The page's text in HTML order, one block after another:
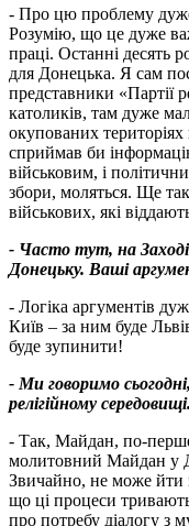
- Про цю проблему
Розумію, що це дуже
праці. Останні десять
для Донецька. Я сам
представники «Партії
католиків, там дуже
окупованих
сприймав би
військовим, і
збори, моляться. Ще
військових, які
- Часто тут, на
Донецьку. Ваші
- Логіка аргументів
Київ – за ним буде
буде зупинити!
- Ми говоримо
релігійному
- Так, Майдан, по-
молитовний Майдан у
Звичайно, не може йти
що ці процеси
про потребу діалогу з